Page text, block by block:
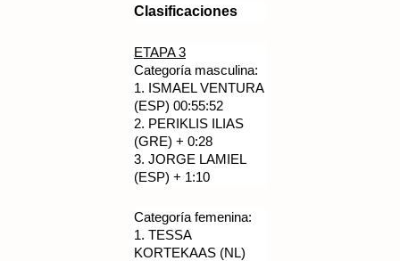
Clasificaciones
ETAPA 3
Categoría masculina:
1.
ISMAEL VENTURA
(ESP) 00:55:52
2. PERIKLIS ILIAS
(GRE) + 0:28
3. JORGE LAMIEL
(ESP) + 1:10
Categoría femenina:
1. TESSA
KORTEKAAS (NL)